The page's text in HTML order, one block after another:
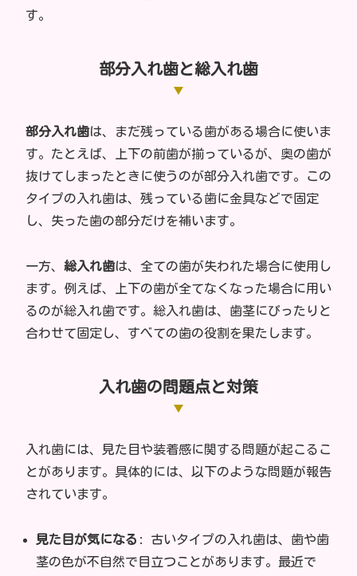
す。
部分入れ歯と総入れ歯
部分入れ歯は、まだ残っている歯がある場合に使いま
す。たとえば、上下の前歯が揃っているが、奥の歯が
抜けてしまったときに使うのが部分入れ歯です。この
タイプの入れ歯は、残っている歯に金具などで固定
し、失った歯の部分だけを補います。
一方、 総入れ歯は、全ての歯が失われた場合に使用し
ます。例えば、上下の歯が全てなくなった場合に用い
るのが総入れ歯です。総入れ歯は、歯茎にぴったりと
合わせて固定し、すべての歯の役割を果たします。
入れ歯の問題点と対策
入れ歯には、見た目や装着感に関する問題が起こるこ
とがあります。具体的には、以下のような問題が報告
されています。
見た目が気になる : 古いタイプの入れ歯は、歯や歯
茎の色が不自然で目立つことがあります。最近で